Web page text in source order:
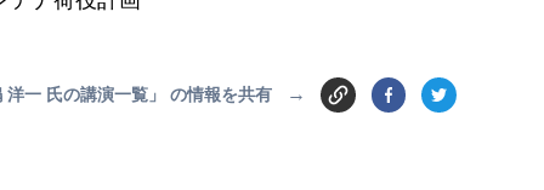
洋一 氏の講演一覧」 の情報を共有 →